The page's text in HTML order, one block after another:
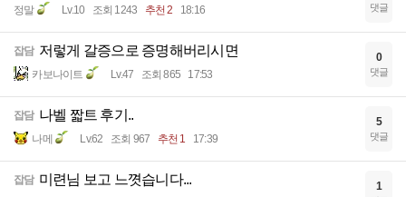
정말 Lv.10 조회 1243 추천 2 18:16 댓글
잡담 저렇게 갈증으로 증명해버리시면
카보나이트 Lv.47 조회 865 17:53
0
댓글
잡담 나벨 짧트 후기..
나메 Lv.62 조회 967 추천 1 17:39
5
댓글
잡담 미련님 보고 느꼇습니다... 1